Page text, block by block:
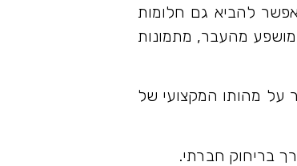
להביא גם חלומות
מושפע מהעבר, מתמונות
על מהותו המקצועי של
בריחוק חברתי.